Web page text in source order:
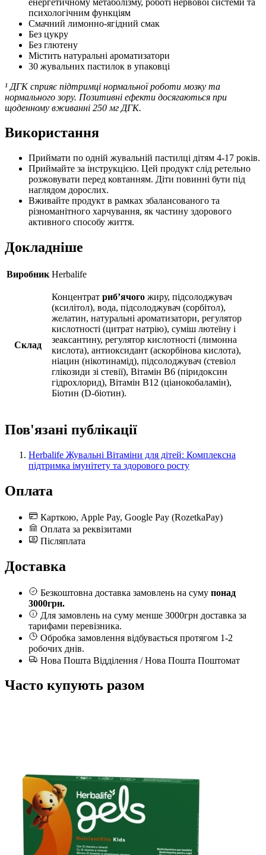
психологічним функціям
Смачний лимонно-ягідний смак
Без цукру
Без глютену
Містить натуральні ароматизатори
30 жувальних пастилок в упаковці
¹ ДГК сприяє підтримці нормальної роботи мозку та
нормального зору. Позитивні ефекти досягаються при
щоденному вживанні 250 мг ДГК.
Використання
Приймати по одній жувальній пастилці дітям 4-17 років.
Приймайте за інструкцією. Цей продукт слід ретельно
розжовувати перед ковтанням. Діти повинні бути під
наглядом дорослих.
Вживайте продукт в рамках збалансованого та
різноманітного харчування, як частину здорового
активного способу життя.
Докладніше
Виробник Herbalife
Склад
Концентрат рибʼячого жиру, підсолоджувач
(ксилітол), вода, підсолоджувач (сорбітол),
желатин, натуральні ароматизатори, регулятор
кислотності (цитрат натрію), суміш лютеїну і
зеаксантину, регулятор кислотності (лимонна
кислота), антиоксидант (аскорбінова кислота),
ніацин (нікотинамід), підсолоджувач (стевіол
глікозиди зі стевії), Вітамін В6 (піридоксин
гідрохлорид), Вітамін В12 (ціанокобаламін),
Біотин (D-біотин).
Пов'язані публікації
Herbalife Жувальні Вітаміни для дітей: Комплексна
підтримка імунітету та здорового росту
Оплата
Карткою, Apple Pay, Google Pay (RozetkaPay)
Оплата за реквізитами
Післяплата
Доставка
Безкоштовна доставка замовлень на суму понад
3000грн.
Для замовлень на суму менше 3000грн доставка за
тарифами перевізника.
Обробка замовлення відбувається протягом 1-2
робочих днів.
Нова Пошта Відділення / Нова Пошта Поштомат
Press
to
Часто купують разом